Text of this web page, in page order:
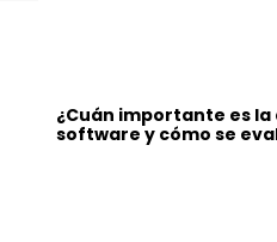
¿Cuán importante es la
software y cómo se